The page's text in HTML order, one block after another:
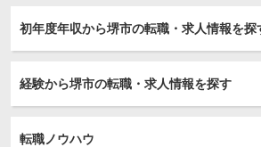
初年度年収から堺市の転職・求人情報を探
経験から堺市の転職・求人情報を探す
転職ノウハウ